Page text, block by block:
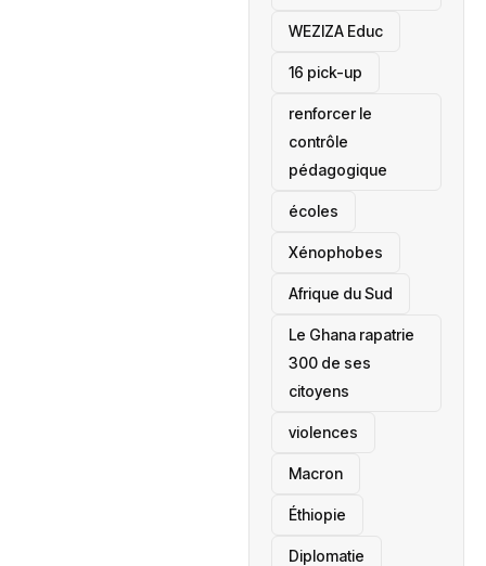
‎WEZIZA Educ
16 pick-up
renforcer le
contrôle
pédagogique
écoles
‎Xénophobes
Afrique du Sud
Le Ghana rapatrie
300 de ses
citoyens
violences
Macron
Éthiopie
Diplomatie